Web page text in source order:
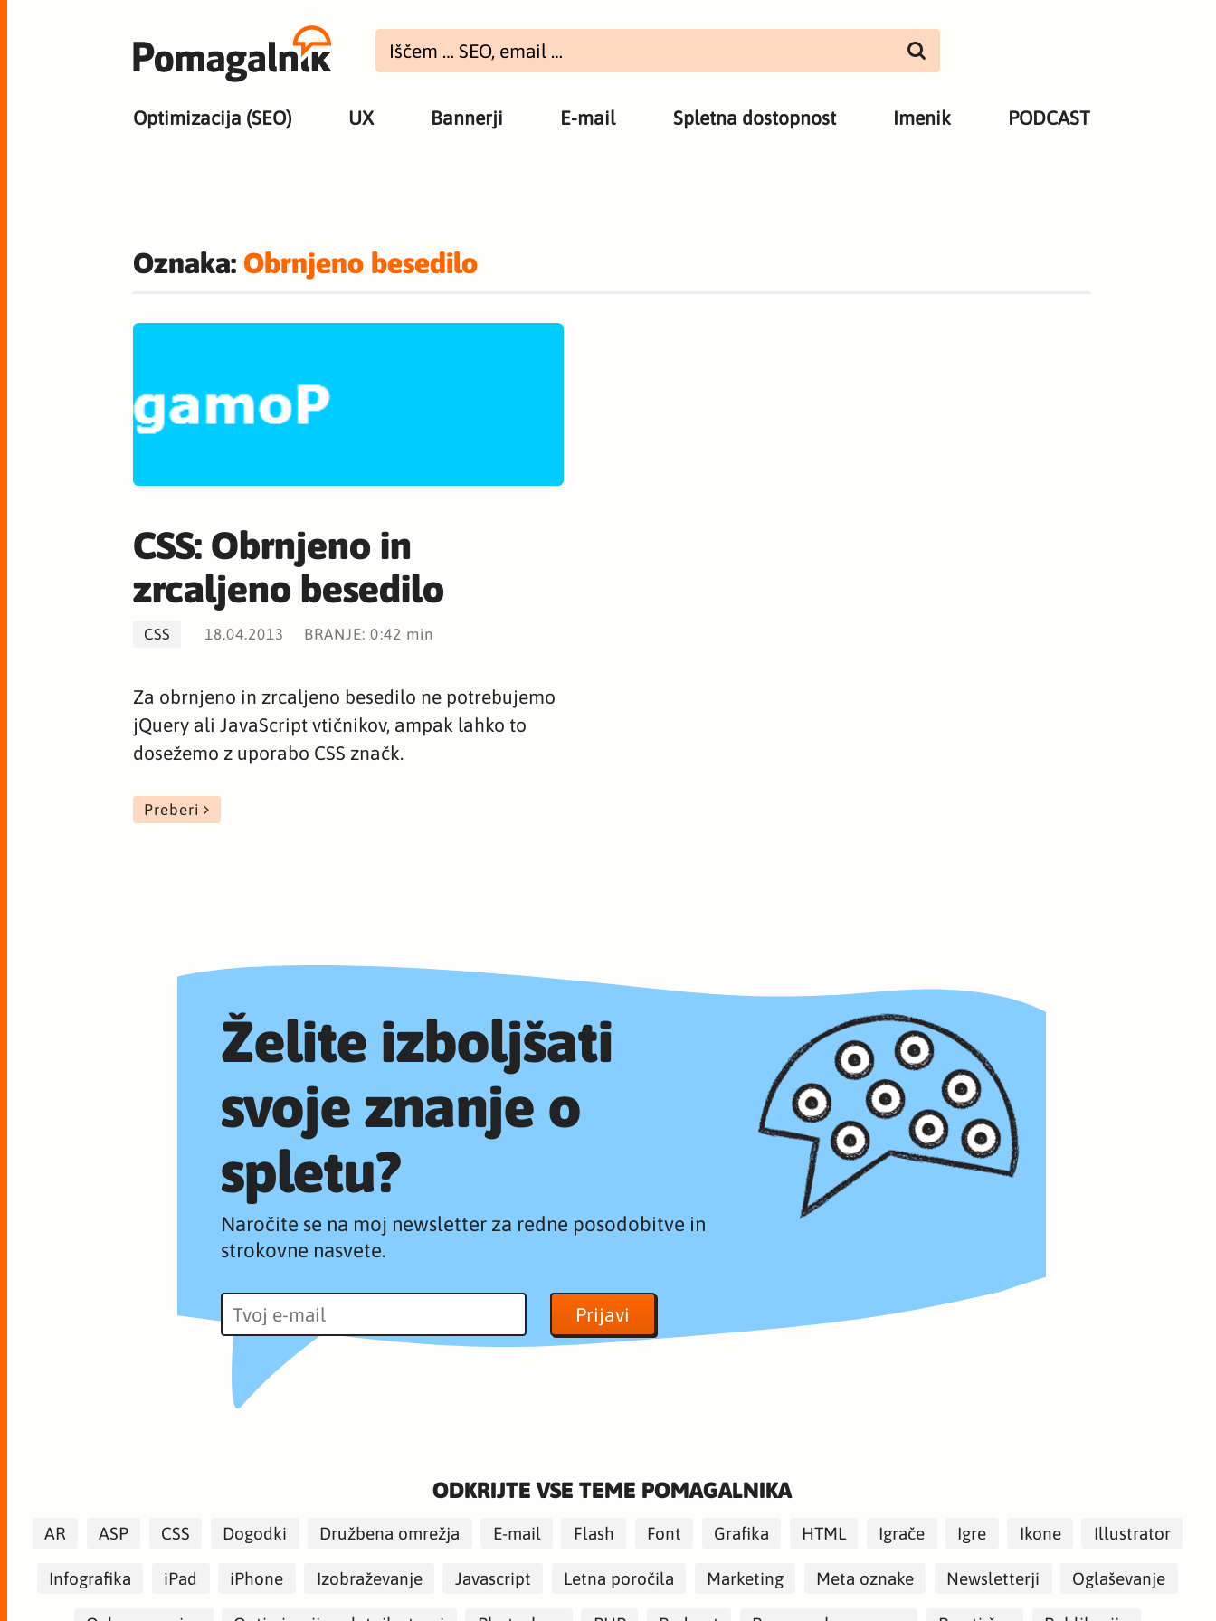
Optimizacija (SEO) UX Bannerji E-mail Spletna dostopnost Imenik PODCAST
Oznaka: Obrnjeno besedilo
CSS: Obrnjeno in
zrcaljeno besedilo
CSS 18.04.2013 BRANJE: 0:42 min
Za obrnjeno in zrcaljeno besedilo ne potrebujemo
jQuery ali JavaScript vtičnikov, ampak lahko to
dosežemo z uporabo CSS značk.
Preberi
Želite izboljšati
svoje znanje o
spletu?
Naročite se na moj newsletter za redne posodobitve in
strokovne nasvete.
ODKRIJTE VSE TEME POMAGALNIKA
AR ASP CSS Dogodki Družbena omrežja E-mail Flash Font Grafika HTML Igrače Igre Ikone Illustrator
Infografika iPad iPhone Izobraževanje Javascript Letna poročila Marketing Meta oznake Newsletterji Oglaševanje